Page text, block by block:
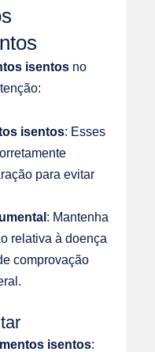
isentos no
isentos: Esses
para evitar
: Mantenha
relativa à doença
comprovação
isentos: